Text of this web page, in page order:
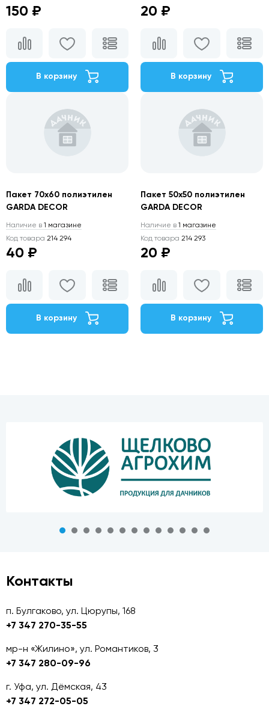
150 ₽
В корзину
20 ₽
В корзину
Пакет 70х60 полиэтилен
GARDA DECOR
Наличие в 1 магазине
Код товара 214 294
40 ₽
В корзину
Пакет 50х50 полиэтилен
GARDA DECOR
Наличие в 1 магазине
Код товара 214 293
20 ₽
В корзину
Контакты
п. Булгаково, ул. Цюрупы, 168
+7 347 270-35-55
мр-н «Жилино», ул. Романтиков, 3
+7 347 280-09-96
г. Уфа, ул. Дёмская, 43
+7 347 272-05-05